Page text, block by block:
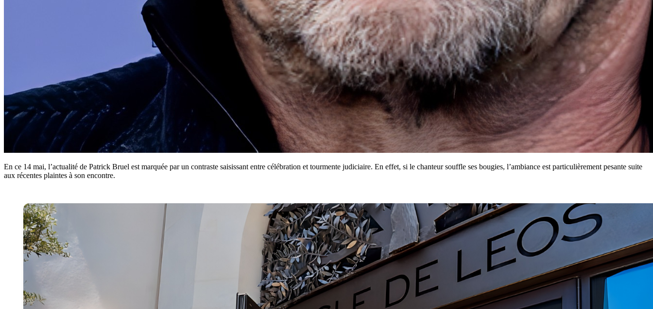
En ce 14 mai, l’actualité de Patrick Bruel est marquée par un contraste saisissant entre célébration et tourmente judiciaire. En effet, si le chanteur souffle ses bougies, l’ambiance est particulièrement pesante suite
aux récentes plaintes à son encontre.